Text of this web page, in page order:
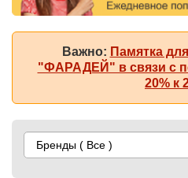
Важно: Памятка
"ФАРАДЕЙ" в связи с
20% к
Бренды ( Все )